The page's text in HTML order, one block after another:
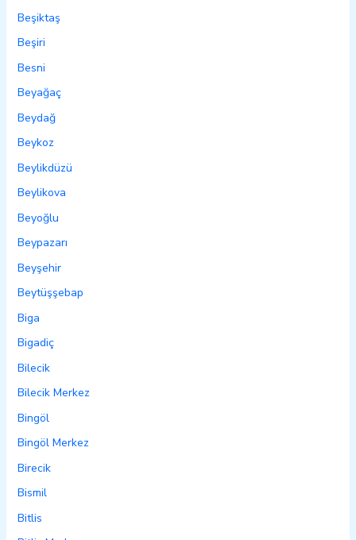
Beşiktaş
Beşiri
Besni
Beyağaç
Beydağ
Beykoz
Beylikdüzü
Beylikova
Beyoğlu
Beypazarı
Beyşehir
Beytüşşebap
Biga
Bigadiç
Bilecik
Bilecik Merkez
Bingöl
Bingöl Merkez
Birecik
Bismil
Bitlis